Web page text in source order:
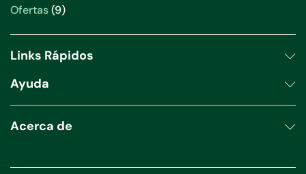
Ofertas 9
Links Rápidos
Ayuda
Acerca de